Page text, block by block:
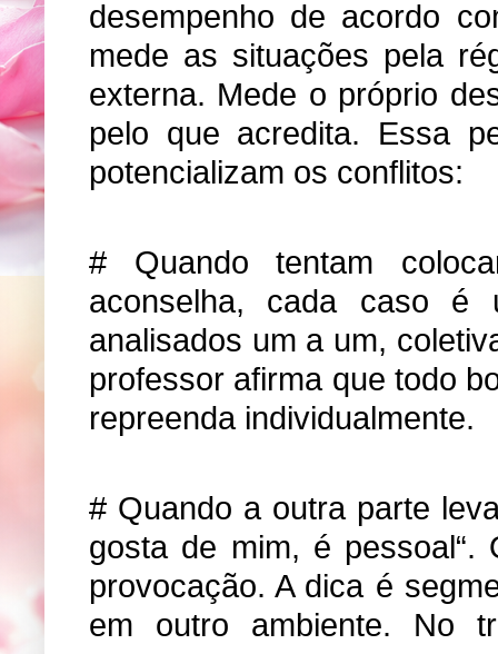
desempenho de acordo
mede as situações pela
externa. Mede o próprio
pelo que acredita. Essa
potencializam os conflitos:
# Quando tentam
aconselha, cada caso é
analisados um a um,
professor afirma que todo
repreenda individualmente.
# Quando a outra parte
gosta de mim, é
provocação. A dica é
em outro ambiente. No